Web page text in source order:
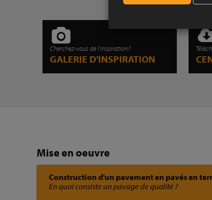
Cherchez-vous de l'inspiration?
GALERIE D'INSPIRATION
Mise en oeuvre
Construction d'un pavement en pavés en
En quoi consiste un pavage de qualité ?